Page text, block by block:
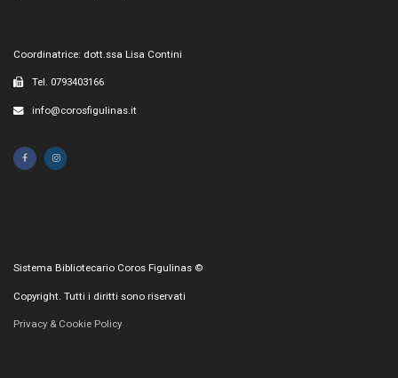
Coordinatrice: dott.ssa Lisa Contini
Tel. 0793403166
info@corosfigulinas.it
Sistema Bibliotecario Coros Figulinas ©
Copyright. Tutti i diritti sono riservati
Privacy & Cookie Policy